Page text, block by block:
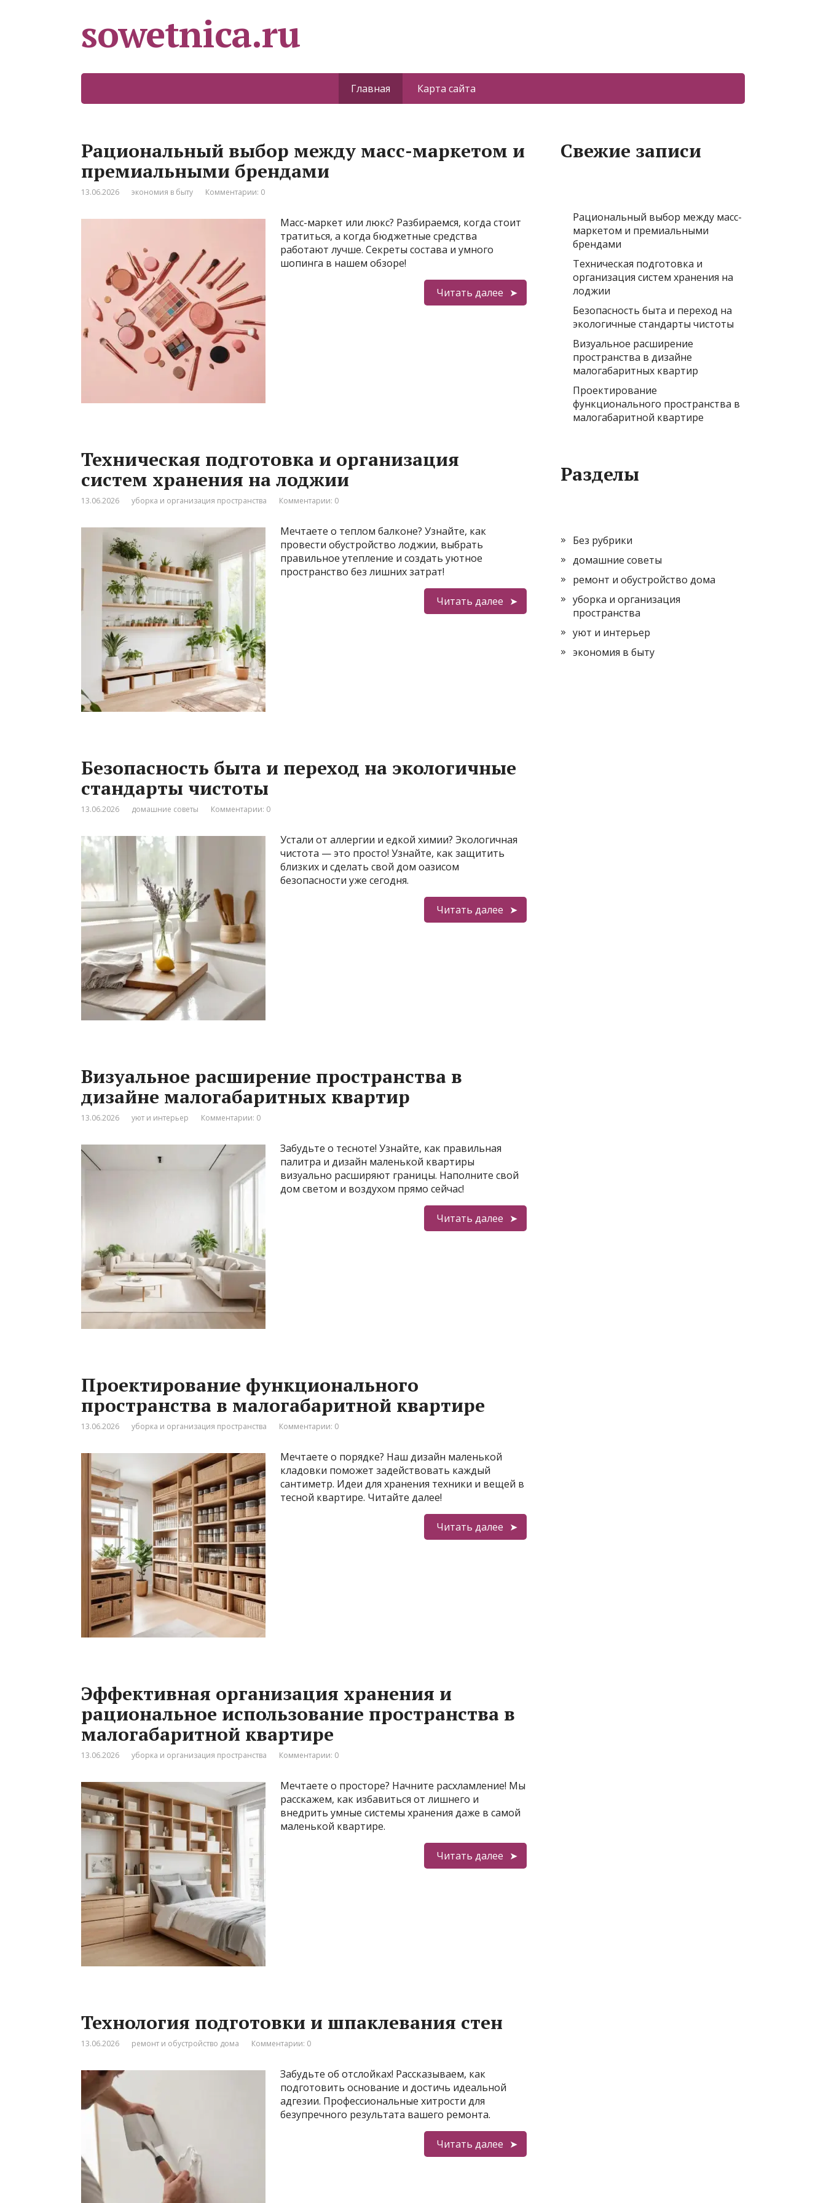
sowetnica.ru
Главная Карта сайта
Рациональный выбор между масс-маркетом и
премиальными брендами
13.06.2026 экономия в быту Комментарии: 0
Масс-маркет или люкс? Разбираемся, когда стоит
тратиться, а когда бюджетные средства
работают лучше. Секреты состава и умного
шопинга в нашем обзоре!
Читать далее
Техническая подготовка и организация
систем хранения на лоджии
13.06.2026 уборка и организация пространства Комментарии: 0
Мечтаете о теплом балконе? Узнайте, как
провести обустройство лоджии, выбрать
правильное утепление и создать уютное
пространство без лишних затрат!
Читать далее
Безопасность быта и переход на экологичные
стандарты чистоты
13.06.2026 домашние советы Комментарии: 0
Устали от аллергии и едкой химии? Экологичная
чистота — это просто! Узнайте, как защитить
близких и сделать свой дом оазисом
безопасности уже сегодня.
Читать далее
Визуальное расширение пространства в
дизайне малогабаритных квартир
13.06.2026 уют и интерьер Комментарии: 0
Забудьте о тесноте! Узнайте, как правильная
палитра и дизайн маленькой квартиры
визуально расширяют границы. Наполните свой
дом светом и воздухом прямо сейчас!
Читать далее
Проектирование функционального
пространства в малогабаритной квартире
13.06.2026 уборка и организация пространства Комментарии: 0
Мечтаете о порядке? Наш дизайн маленькой
кладовки поможет задействовать каждый
сантиметр. Идеи для хранения техники и вещей в
тесной квартире. Читайте далее!
Читать далее
Эффективная организация хранения и
рациональное использование пространства в
малогабаритной квартире
13.06.2026 уборка и организация пространства Комментарии: 0
Мечтаете о просторе? Начните расхламление! Мы
расскажем, как избавиться от лишнего и
внедрить умные системы хранения даже в самой
маленькой квартире.
Читать далее
Технология подготовки и шпаклевания стен
13.06.2026 ремонт и обустройство дома Комментарии: 0
Забудьте об отслойках! Рассказываем, как
подготовить основание и достичь идеальной
адгезии. Профессиональные хитрости для
безупречного результата вашего ремонта.
Читать далее
Свежие записи
Рациональный выбор между масс-
маркетом и премиальными
брендами
Техническая подготовка и
организация систем хранения на
лоджии
Безопасность быта и переход на
экологичные стандарты чистоты
Визуальное расширение
пространства в дизайне
малогабаритных квартир
Проектирование
функционального пространства в
малогабаритной квартире
Разделы
Без рубрики
домашние советы
ремонт и обустройство дома
уборка и организация
пространства
уют и интерьер
экономия в быту